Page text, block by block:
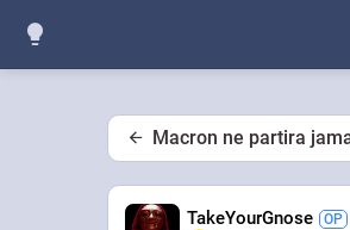
Macron ne partira
TakeYourGnose